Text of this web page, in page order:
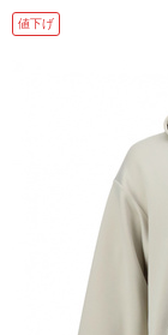
値下げ